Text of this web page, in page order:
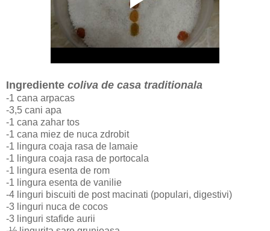
Ingrediente coliva de casa traditionala
-1 cana arpacas
-3,5 cani apa
-1 cana zahar tos
-1 cana miez de nuca zdrobit
-1 lingura coaja rasa de lamaie
-1 lingura coaja rasa de portocala
-1 lingura esenta de rom
-1 lingura esenta de vanilie
-4 linguri biscuiti de post macinati (populari, digestivi)
-3 linguri nuca de cocos
-3 linguri stafide aurii